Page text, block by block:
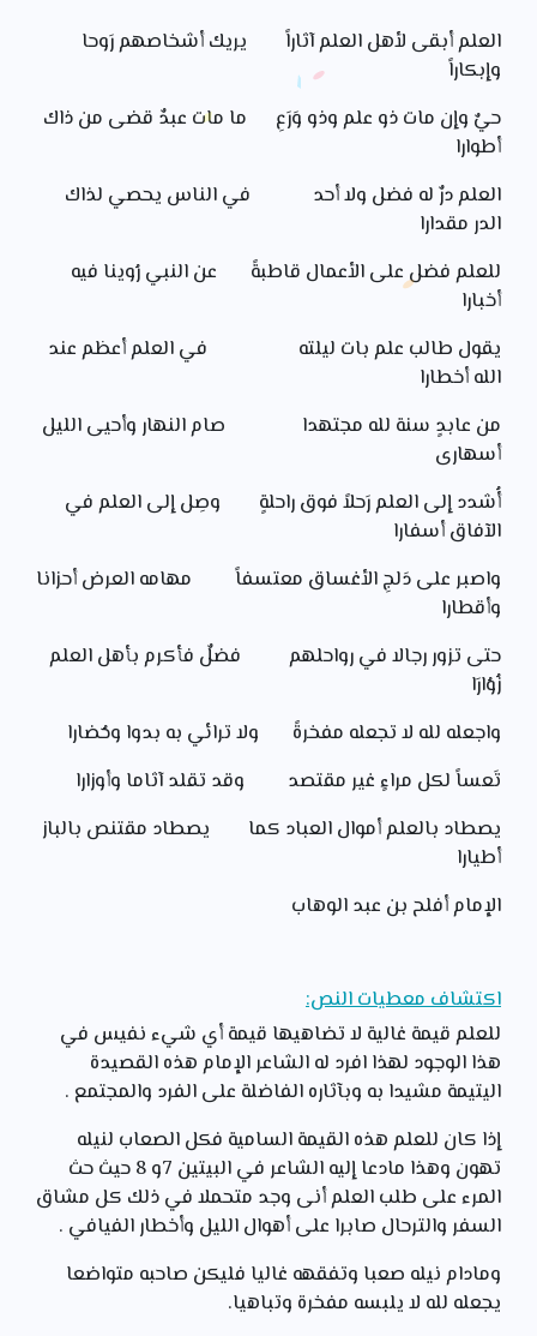
العلم أبقى لأهل العلم آثاراً يريك أشخاصهم رَوحا
وإبكاراً
حيٌ وإن مات ذو علم وذو وَرَعِ ما مات عبدٌ قضى من ذاك
أطوارا
العلم درٌ له فضل ولا أحد في الناس يحصي لذاك
الدر مقدارا
للعلم فضل على الأعمال قاطبةً عن النبي رُوينا فيه
أخبارا
يقول طالب علم بات ليلته في العلم أعظم عند
الله أخطارا
من عابدٍ سنة لله مجتهدا صام النهار وأحيى الليل
أسهارى
أُشدد إلى العلم رَحلاً فوق راحلةٍ وصِل إلى العلم في
الآفاق أسفارا
واصبر على دَلجِ الأغساق معتسفاً مهامه العرض أحزانا
وأقطارا
حتى تزور رجالا في رواحلهم فضلٌ فأكرم بأهل العلم
زُوُارَا
واجعله لله لا تجعله مفخرةً ولا ترائي به بدوا وحُضارا
تَعساً لكل مراءٍ غير مقتصد وقد تقلد آثاما وأوزارا
يصطاد بالعلم أموال العباد كما يصطاد مقتنص بالباز
أطيارا
الإمام أفلح بن عبد الوهاب
اكتشاف معطيات النص:
للعلم قيمة غالية لا تضاهيها قيمة أي شيء نفيس في
هذا الوجود لهذا افرد له الشاعر الإمام هذه القصيدة
اليتيمة مشيدا به وبآثاره الفاضلة على الفرد والمجتمع .
إذا كان للعلم هذه القيمة السامية فكل الصعاب لنيله
تهون وهذا مادعا إليه الشاعر في البيتين 7و 8 حيث حث
المرء على طلب العلم أنى وجد متحملا في ذلك كل مشاق
السفر والترحال صابرا على أهوال الليل وأخطار الفيافي .
ومادام نيله صعبا وتفقهه غاليا فليكن صاحبه متواضعا
يجعله لله لا يلبسه مفخرة وتباهيا.